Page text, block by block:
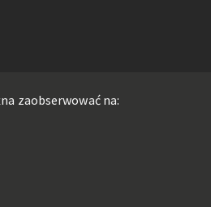
zaobserwować na: